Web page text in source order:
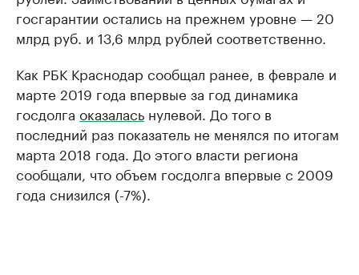
госгарантии остались на прежнем уровне — 20
млрд руб. и 13,6 млрд рублей соответственно.
Как РБК Краснодар сообщал ранее, в феврале и
марте 2019 года впервые за год динамика
госдолга оказалась нулевой. До того в
последний раз показатель не менялся по итогам
марта 2018 года. До этого власти региона
сообщали, что объем госдолга впервые с 2009
года снизился (-7%).